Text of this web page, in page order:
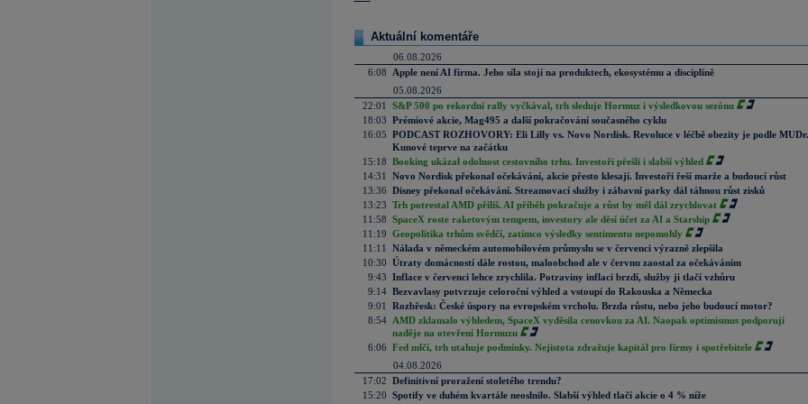
Aktuální komentáře
06.08.2026
6:08
Apple není AI firma. Jeho síla stojí na produktech, ekosystému a disciplíně
05.08.2026
22:01
S&P 500 po rekordní rally vyčkával, trh sleduje Hormuz i výsledkovou sezónu
18:03 Prémiové akcie, Mag495 a další pokračování současného cyklu
16:05 PODCAST ROZHOVORY: Eli Lilly vs. Novo Nordisk. Revoluce v léčbě obezity je podle MUDr.
Kunové teprve na začátku
15:18 Booking ukázal odolnost cestovního trhu. Investoři přešli i slabší výhled
14:31
Novo Nordisk překonal očekávání, akcie přesto klesají. Investoři řeší marže a budoucí růst
13:36 Disney překonal očekávání. Streamovací služby i zábavní parky dál táhnou růst zisků
13:23 Trh potrestal AMD příliš. AI příběh pokračuje a růst by měl dál zrychlovat
11:58 SpaceX roste raketovým tempem, investory ale děsí účet za AI a Starship
11:19 Geopolitika trhům svědčí, zatímco výsledky sentimentu nepomohly
11:11
Nálada v německém automobilovém průmyslu se v červenci výrazně zlepšila
10:30 Útraty domácností dále rostou, maloobchod ale v červnu zaostal za očekáváním
9:43 Inflace v červenci lehce zrychlila. Potraviny inflaci brzdí, služby ji tlačí vzhůru
9:14 Bezvavlasy potvrzuje celoroční výhled a vstoupí do Rakouska a Německa
9:01
Rozbřesk: České úspory na evropském vrcholu. Brzda růstu, nebo jeho budoucí motor?
8:54
AMD zklamalo výhledem, SpaceX vyděsila cenovkou za AI. Naopak optimismus podporují
naděje na otevření Hormuzu
6:06 Fed mlčí, trh utahuje podmínky. Nejistota zdražuje kapitál pro firmy i spotřebitele
04.08.2026
17:02 Definitivní proražení stoletého trendu?
15:20 Spotify ve duhém kvartále neoslnilo. Slabší výhled tlačí akcie o 4 % níže